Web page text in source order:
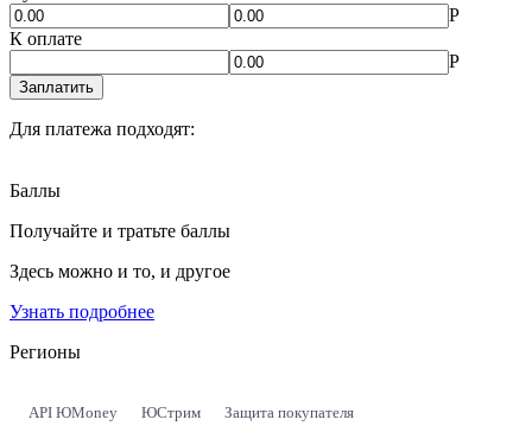
Р
К оплате
Р
Заплатить
Для платежа подходят:
Баллы
Получайте и тратьте баллы
Здесь можно и то, и другое
Узнать подробнее
Регионы
API ЮMoney ЮСтрим Защита покупателя